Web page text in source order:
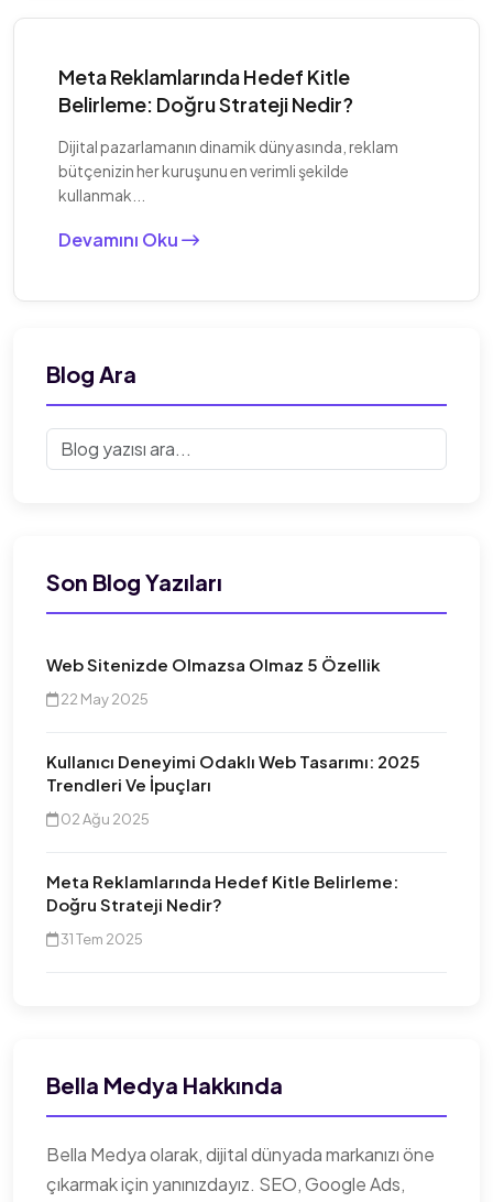
Meta Reklamlarında Hedef Kitle
Belirleme: Doğru Strateji Nedir?
Dijital pazarlamanın dinamik dünyasında, reklam
bütçenizin her kuruşunu en verimli şekilde
kullanmak...
Devamını Oku
Blog Ara
Son Blog Yazıları
Web Sitenizde Olmazsa Olmaz 5 Özellik
22 May 2025
Kullanıcı Deneyimi Odaklı Web Tasarımı: 2025
Trendleri Ve İpuçları
02 Ağu 2025
Meta Reklamlarında Hedef Kitle Belirleme:
Doğru Strateji Nedir?
31 Tem 2025
Bella Medya Hakkında
Bella Medya olarak, dijital dünyada markanızı öne
çıkarmak için yanınızdayız. SEO, Google Ads,